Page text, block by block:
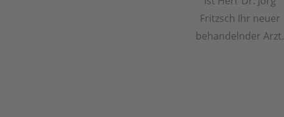
Fritzsch Ihr neuer
behandelnder Arzt.